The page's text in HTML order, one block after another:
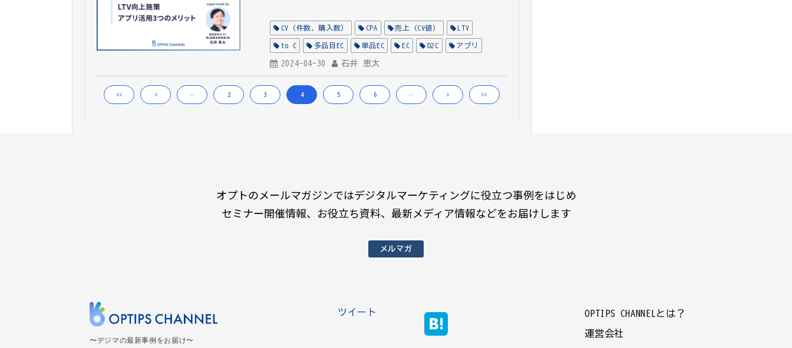
CV（件数、購入数） CPA 売上（CV値） LTV
to C 多品目EC 単品EC EC D2C アプリ
2024-04-30 石井 恵太
<< < … 2 3 4 5 6 … > >>
オプトのメールマガジンではデジタルマーケティングに役立つ事例をはじめ
セミナー開催情報、お役立ち資料、最新メディア情報などをお届けします
メルマガ
〜デジマの最新事例をお届け〜
ツイート OPTIPS CHANNELとは？
運営会社